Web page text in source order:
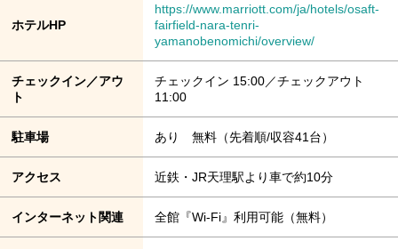
ホテルHP
https://www.marriott.com/ja/hotels/osaft-
fairfield-nara-tenri-
yamanobenomichi/overview/
チェックイン／アウ
ト
チェックイン 15:00／チェックアウト
11:00
駐車場 あり 無料（先着順/収容41台）
アクセス 近鉄・JR天理駅より車で約10分
インターネット関連 全館『Wi-Fi』利用可能（無料）